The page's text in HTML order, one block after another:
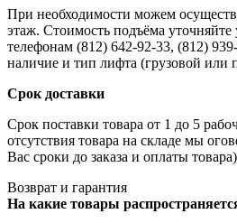
При необходимости можем
этаж. Стоимость подъёма
телефонам (812) 642-92-33, (812)
наличие и тип лифта (грузовой или
Срок доставки
Срок поставки товара от 1 до 5
отсутствия товара на складе мы
Вас сроки до заказа и оплаты товара)
Возврат и гарантия
На какие товары